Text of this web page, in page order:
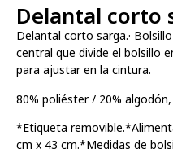
Delantal corto
Delantal corto sarga.·
central que divide el bolsillo
para ajustar en la cintura.
80% poliéster / 20%
*Etiqueta
cm x 43 cm.*Medidas de